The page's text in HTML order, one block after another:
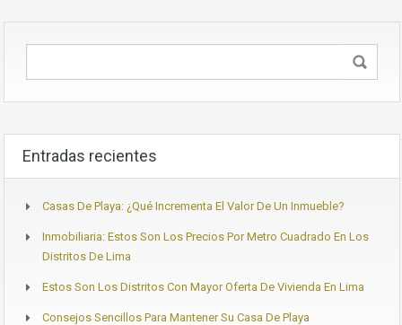
Entradas recientes
Casas De Playa: ¿Qué Incrementa El Valor De Un Inmueble?
Inmobiliaria: Estos Son Los Precios Por Metro Cuadrado En Los
Distritos De Lima
Estos Son Los Distritos Con Mayor Oferta De Vivienda En Lima
Consejos Sencillos Para Mantener Su Casa De Playa